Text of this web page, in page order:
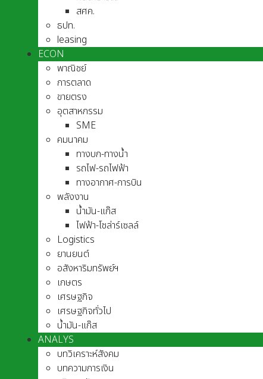
สศค.
ธปท.
leasing
ECON
พาณิชย์
การตลาด
ขายตรง
อุตสาหกรรม
SME
คมนาคม
ทางบก-ทางน้ำ
รถไฟ-รถไฟฟ้า
ทางอากาศ-การบิน
พลังงาน
น้ำมัน-แก๊ส
ไฟฟ้า-โซล่าร์เซลล์
Logistics
ยานยนต์
อสังหาริมทรัพย์ฯ
เกษตร
เศรษฐกิจ
เศรษฐกิจทั่วไป
น้ำมัน-แก๊ส
ANALYS
บทวิเคราะห์สังคม
บทความการเงิน